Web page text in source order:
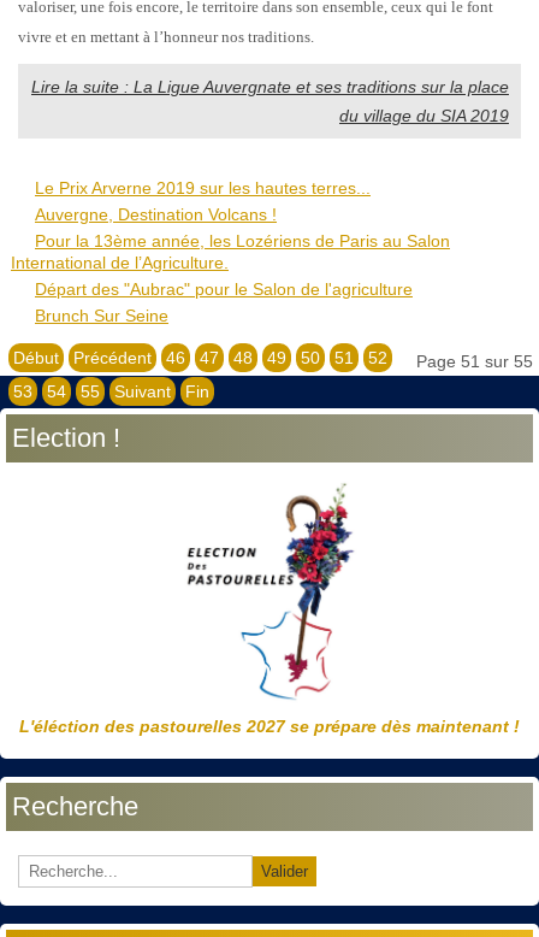
valoriser, une fois encore, le territoire dans son ensemble, ceux qui le font
vivre et en mettant à l’honneur nos traditions.
Lire la suite : La Ligue Auvergnate et ses traditions sur la place
du village du SIA 2019
Le Prix Arverne 2019 sur les hautes terres...
Auvergne, Destination Volcans !
Pour la 13ème année, les Lozériens de Paris au Salon
International de l’Agriculture.
Départ des "Aubrac" pour le Salon de l'agriculture
Brunch Sur Seine
Page 51 sur 55
Début Précédent 46 47 48 49 50 51
52
53
54 55 Suivant Fin
Election !
L'éléction des pastourelles 2027 se prépare dès maintenant !
Recherche
Valider